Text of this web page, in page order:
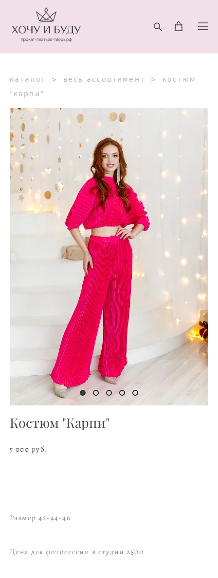
каталог > весь ассортимент >
костюм
"карпи"
Костюм "Карпи"
5 000 pуб.
Размер 42-44-46
Цена для фотосессии в студии 2500